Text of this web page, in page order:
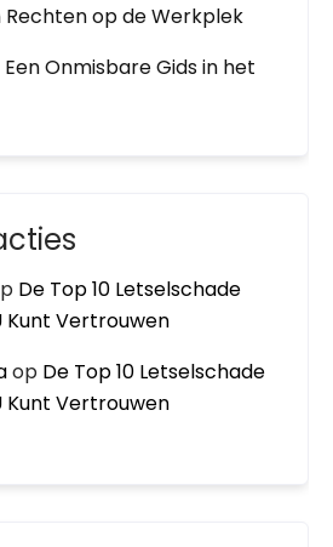
Rechten op de Werkplek
Onmisbare Gids in het
De Top 10 Letselschade
Kunt Vertrouwen
op De Top 10 Letselschade
Kunt Vertrouwen